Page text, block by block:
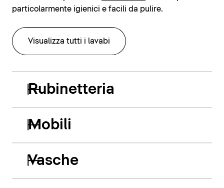
particolarmente igienici e facili da pulire.
Visualizza tutti i lavabi
Rubinetteria
Mobili
Vasche